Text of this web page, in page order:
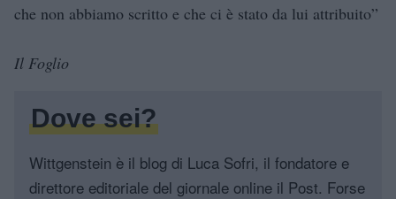
che non abbiamo scritto e che ci è stato da lui attribuito”
Il Foglio
Dove sei?
Wittgenstein è il blog di Luca Sofri, il fondatore e
direttore editoriale del giornale online il Post. Forse